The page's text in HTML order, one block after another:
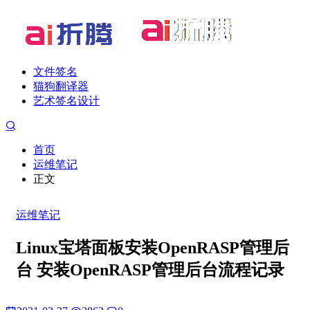
文件签名
猫狗翻译器
艺术签名设计
首页
运维笔记
正文
运维笔记
Linux宝塔面板安装OpenRASP管理后
台 安装OpenRASP管理后台流程记录